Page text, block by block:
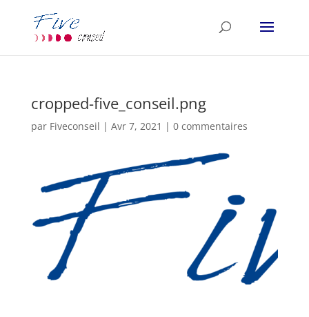
cropped-five_conseil.png
par Fiveconseil | Avr 7, 2021 | 0 commentaires